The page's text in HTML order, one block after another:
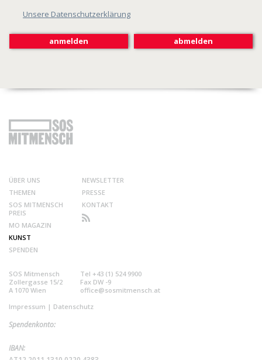
Unsere Datenschutzerklärung
ÜBER UNS
THEMEN
SOS MITMENSCH
PREIS
MO MAGAZIN
KUNST
SPENDEN
NEWSLETTER
PRESSE
KONTAKT
SOS Mitmensch
Zollergasse 15/2
A 1070 Wien
Tel +43 (1) 524 9900
Fax DW -9
office@sosmitmensch.at
Impressum | Datenschutz
Spendenkonto:
IBAN: